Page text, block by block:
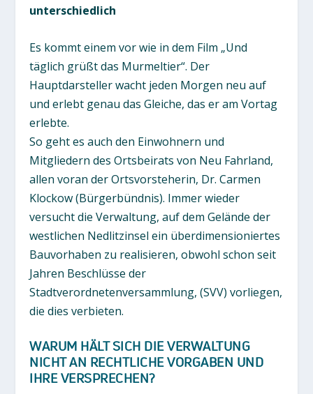
unterschiedlich
Es kommt einem vor wie in dem Film „Und
täglich grüßt das Murmeltier“. Der
Hauptdarsteller wacht jeden Morgen neu auf
und erlebt genau das Gleiche, das er am Vortag
erlebte.
So geht es auch den Einwohnern und
Mitgliedern des Ortsbeirats von Neu Fahrland,
allen voran der Ortsvorsteherin, Dr. Carmen
Klockow (Bürgerbündnis). Immer wieder
versucht die Verwaltung, auf dem Gelände der
westlichen Nedlitzinsel ein überdimensioniertes
Bauvorhaben zu realisieren, obwohl schon seit
Jahren Beschlüsse der
Stadtverordnetenversammlung, (SVV) vorliegen,
die dies verbieten.
WARUM HÄLT SICH DIE VERWALTUNG
NICHT AN RECHTLICHE VORGABEN UND
IHRE VERSPRECHEN?